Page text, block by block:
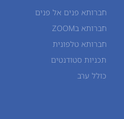
חברותא פנים אל פנים
חברותא בZOOM
חברותא טלפונית
תכניות סטודנטים
כולל ערב